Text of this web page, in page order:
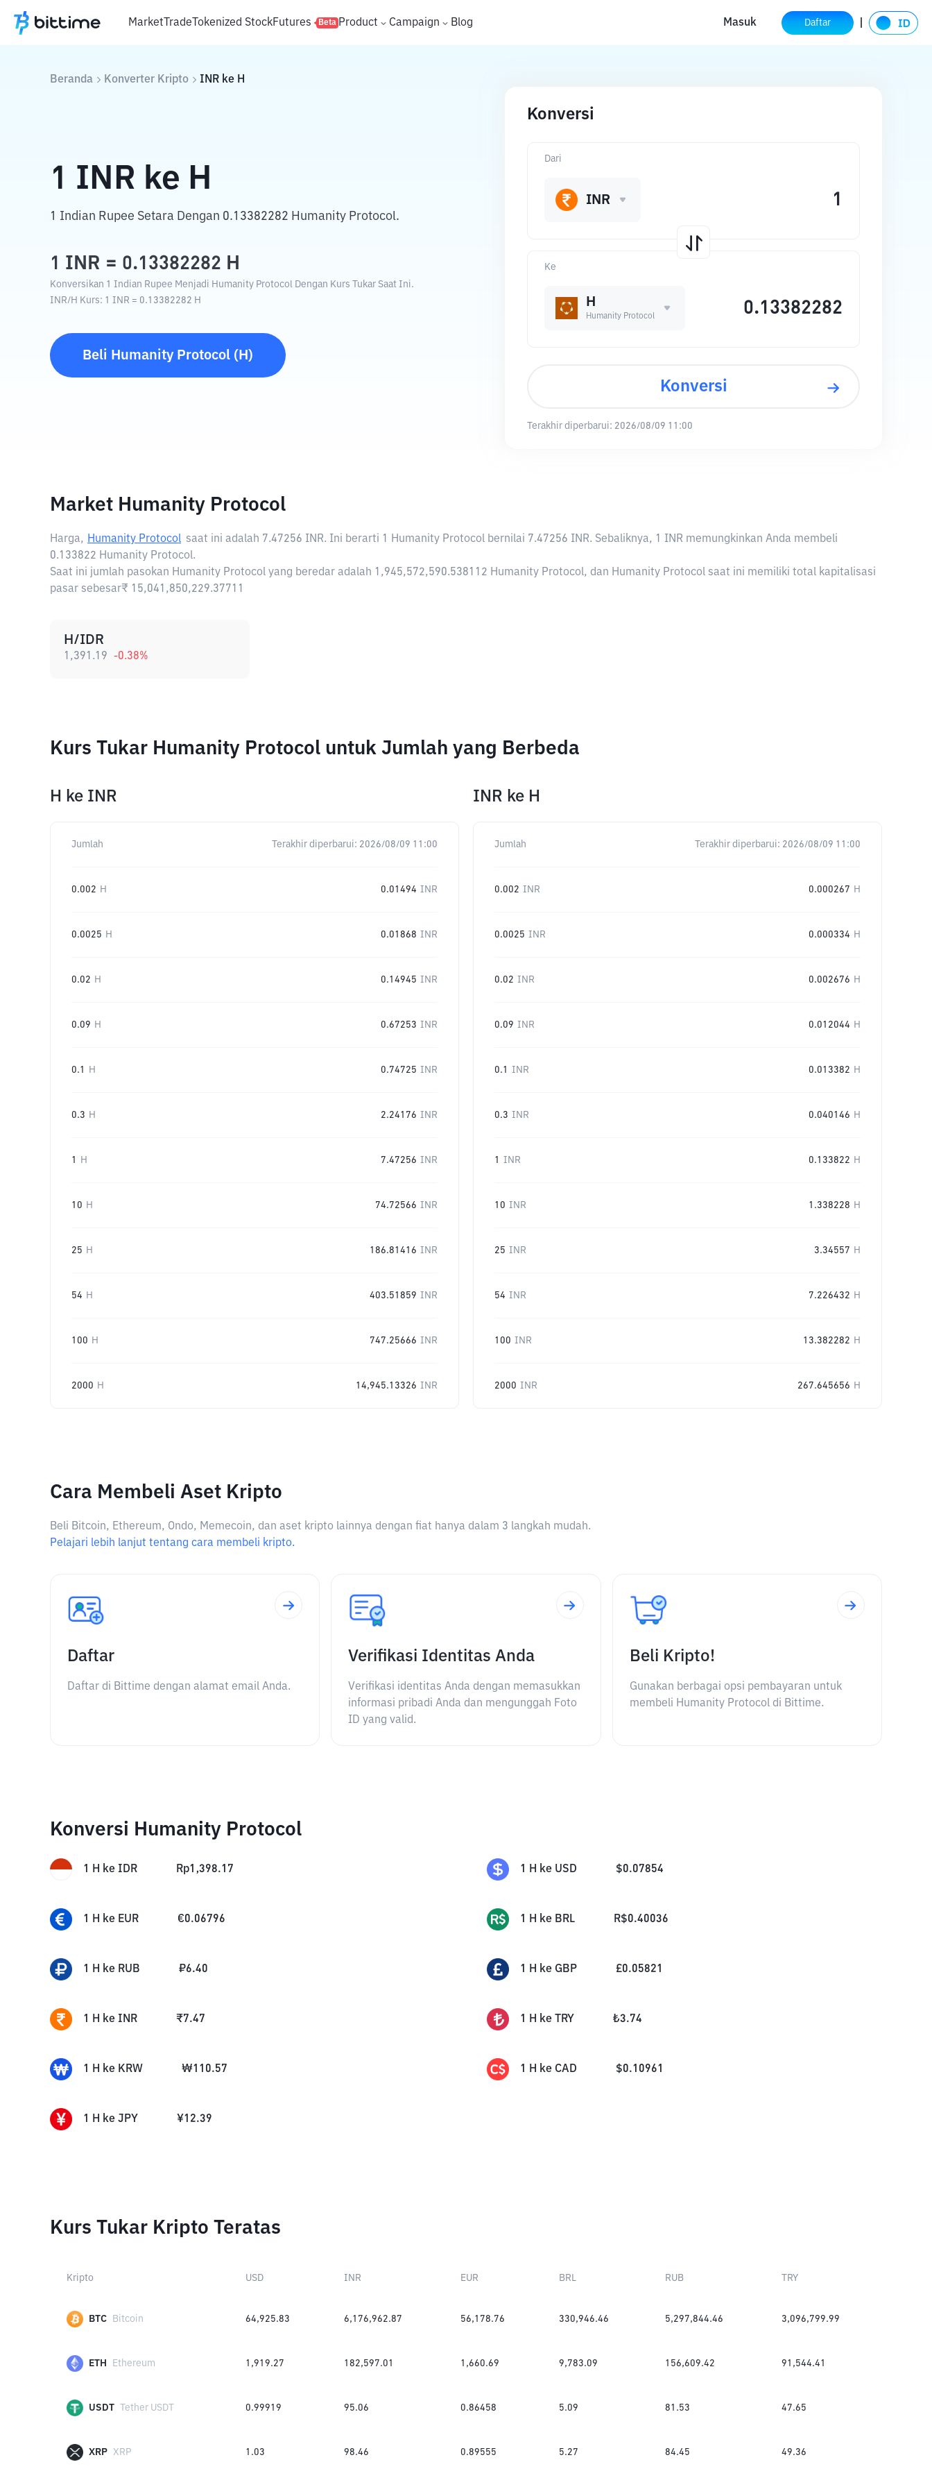
MarketTradeTokenized StockFutures Beta Product Campaign Blog Masuk Daftar
Beranda Konverter Kripto INR ke H
1 INR ke H
1 Indian Rupee Setara Dengan 0.13382282 Humanity Protocol.
1 INR = 0.13382282 H
Konversikan 1 Indian Rupee Menjadi Humanity Protocol Dengan Kurs Tukar Saat Ini.
INR/H Kurs: 1 INR = 0.13382282 H
Beli Humanity Protocol ( H )
Konversi
Ke
H
Humanity Protocol
Dari
INR
Konversi
Terakhir diperbarui: 2026/08/09 11:00
Market Humanity Protocol
Harga, Humanity Protocol saat ini adalah 7.47256 INR. Ini berarti 1 Humanity Protocol bernilai 7.47256 INR. Sebaliknya, 1 INR memungkinkan Anda membeli
0.133822 Humanity Protocol.
Saat ini jumlah pasokan Humanity Protocol yang beredar adalah 1,945,572,590.538112 Humanity Protocol, dan Humanity Protocol saat ini memiliki total kapitalisasi
pasar sebesar₹ 15,041,850,229.37711
H/IDR
1,391.19 -0.38%
Kurs Tukar Humanity Protocol untuk Jumlah yang Berbeda
H ke INR
Jumlah Terakhir diperbarui: 2026/08/09 11:00
0.002 H 0.01494 INR
0.0025 H 0.01868 INR
0.02 H 0.14945 INR
0.09 H 0.67253 INR
0.1 H 0.74725 INR
0.3 H 2.24176 INR
1 H 7.47256 INR
10 H 74.72566 INR
25 H 186.81416 INR
54 H 403.51859 INR
100 H 747.25666 INR
2000 H 14,945.13326 INR
INR ke H
Jumlah Terakhir diperbarui: 2026/08/09 11:00
0.002 INR 0.000267 H
0.0025 INR 0.000334 H
0.02 INR 0.002676 H
0.09 INR 0.012044 H
0.1 INR 0.013382 H
0.3 INR 0.040146 H
1 INR 0.133822 H
10 INR 1.338228 H
25 INR 3.34557 H
54 INR 7.226432 H
100 INR 13.382282 H
2000 INR 267.645656 H
Cara Membeli Aset Kripto
Beli Bitcoin, Ethereum, Ondo, Memecoin, dan aset kripto lainnya dengan fiat hanya dalam 3 langkah mudah.
Pelajari lebih lanjut tentang cara membeli kripto.
Daftar
Daftar di Bittime dengan alamat email Anda.
Verifikasi Identitas Anda
Verifikasi identitas Anda dengan memasukkan
informasi pribadi Anda dan mengunggah Foto
ID yang valid.
Beli Kripto!
Gunakan berbagai opsi pembayaran untuk
membeli Humanity Protocol di Bittime.
Konversi Humanity Protocol
1 H ke IDR Rp1,398.17 1 H ke USD $0.07854
1 H ke EUR €0.06796 1 H ke BRL R$0.40036
1 H ke RUB ₽6.40 1 H ke GBP £0.05821
1 H ke INR ₹7.47 1 H ke TRY ₺3.74
1 H ke KRW ₩110.57 1 H ke CAD $0.10961
1 H ke JPY ¥12.39
Kurs Tukar Kripto Teratas
Kripto USD INR EUR BRL RUB TRY
BTC Bitcoin 64,925.83 6,176,962.87 56,178.76 330,946.46 5,297,844.46 3,096,799.99
ETH Ethereum 1,919.27 182,597.01 1,660.69 9,783.09 156,609.42 91,544.41
USDT Tether USDT 0.99919 95.06 0.86458 5.09 81.53 47.65
XRP XRP 1.03 98.46 0.89555 5.27 84.45 49.36